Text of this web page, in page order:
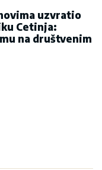
uzvratio
Cetinja:
na društvenim